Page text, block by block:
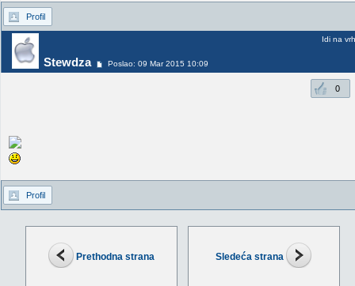
Prethodna strana Sledeća strana
Profil
Stewdza Poslao: 09 Mar 2015 10:09
Idi na vrh
0
Profil